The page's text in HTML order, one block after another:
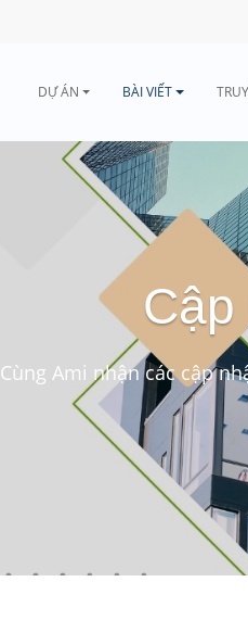
DỰ ÁN BÀI VIẾT
Cùng Ami nhận các cập